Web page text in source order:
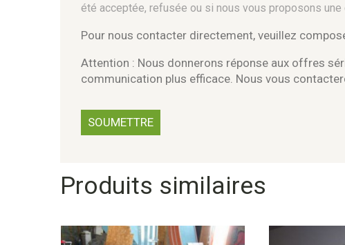
été acceptée, refusée ou si nous vous proposons
Pour nous contacter directement, veuillez
Attention : Nous donnerons réponse aux offres
communication plus efficace. Nous vous
Produits similaires